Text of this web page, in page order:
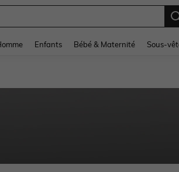
Enfants Bébé & Maternité Sous-